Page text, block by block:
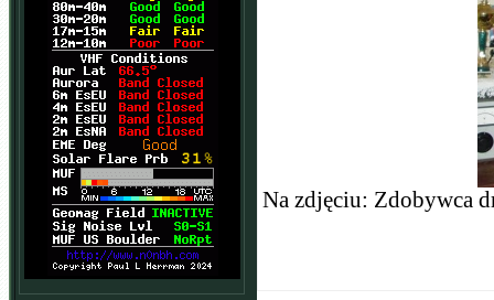
Na zdjęciu: Zdobywca